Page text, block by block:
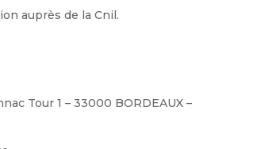
auprès de la Cnil.
Tour 1 – 33000 BORDEAUX –